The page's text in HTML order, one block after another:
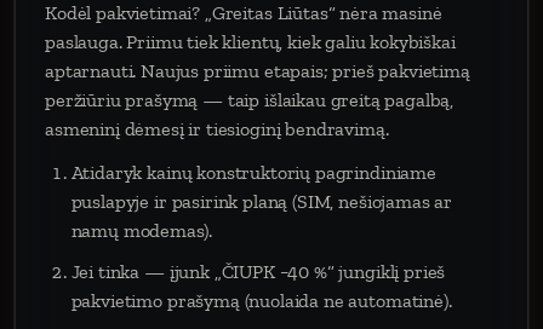
Kodėl pakvietimai? „Greitas Liūtas“ nėra masinė
paslauga. Priimu tiek klientų, kiek galiu kokybiškai
aptarnauti. Naujus priimu etapais; prieš pakvietimą
peržiūriu prašymą — taip išlaikau greitą pagalbą,
asmeninį dėmesį ir tiesioginį bendravimą.
Atidaryk kainų konstruktorių pagrindiniame
puslapyje ir pasirink planą (SIM, nešiojamas ar
namų modemas).
Jei tinka — įjunk „ČIUPK −40 %“ jungiklį prieš
pakvietimo prašymą (nuolaida ne automatinė).